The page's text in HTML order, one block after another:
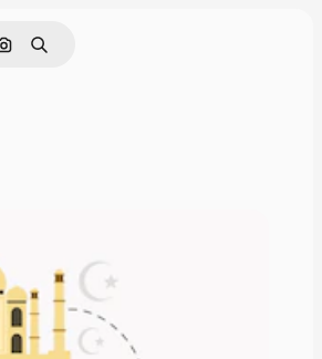
Pesquisar por imagem
Buscar